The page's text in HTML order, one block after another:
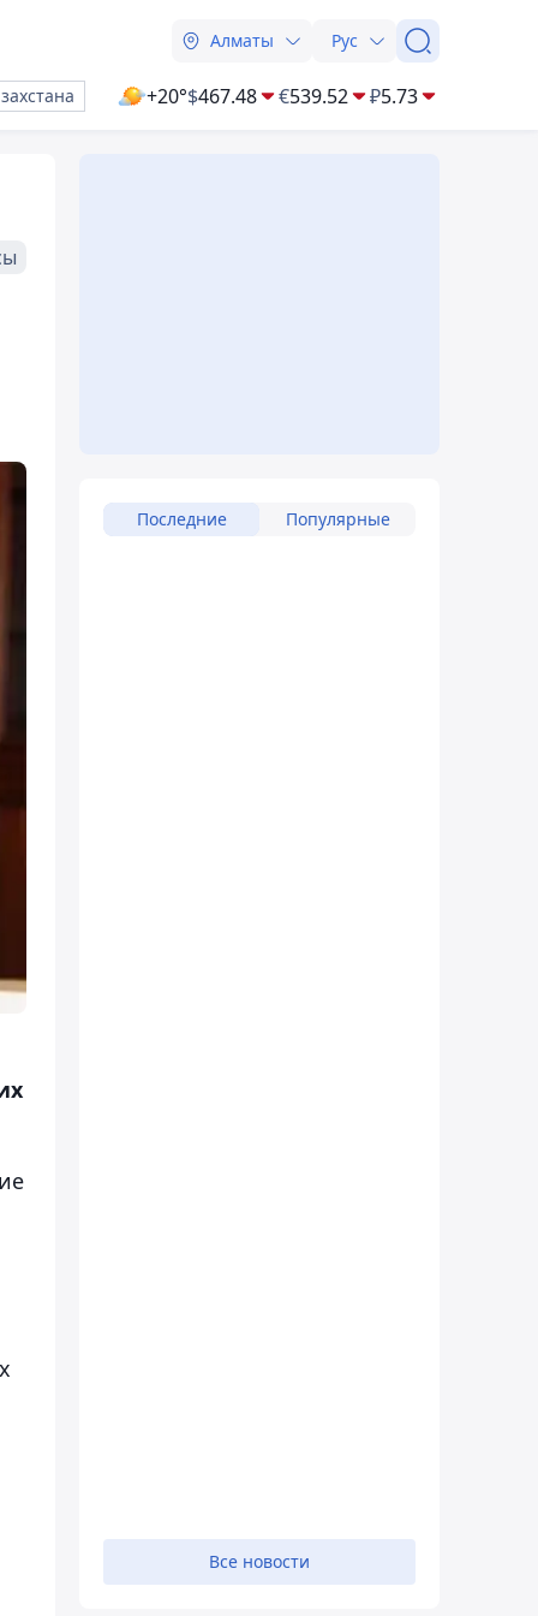
Алматы Рус
+20°$467.48 €539.52 ₽5.73
Последние Популярные
Все новости